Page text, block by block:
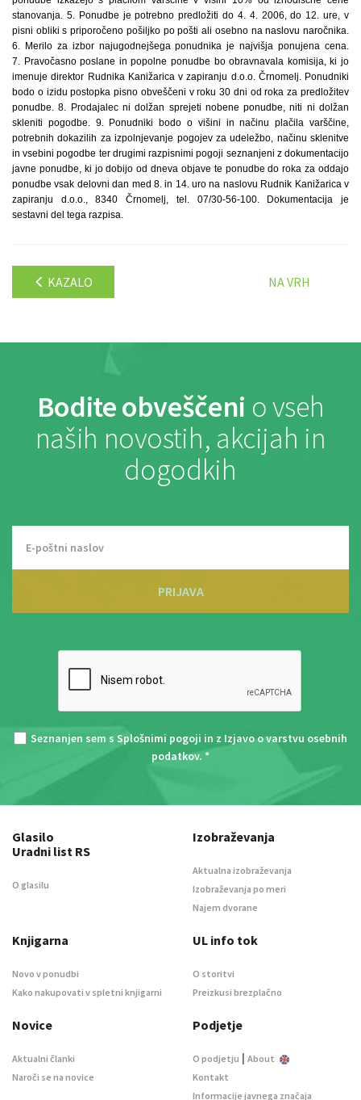
stanovanja. 5. Ponudbe je potrebno predložiti do 4. 4. 2006, do 12. ure, v
pisni obliki s priporočeno pošiljko po pošti ali osebno na naslovu naročnika.
6. Merilo za izbor najugodnejšega ponudnika je najvišja ponujena cena.
7. Pravočasno poslane in popolne ponudbe bo obravnavala komisija, ki jo
imenuje direktor Rudnika Kanižarica v zapiranju d.o.o. Črnomelj. Ponudniki
bodo o izidu postopka pisno obveščeni v roku 30 dni od roka za predložitev
ponudbe. 8. Prodajalec ni dolžan sprejeti nobene ponudbe, niti ni dolžan
skleniti pogodbe. 9. Ponudniki bodo o višini in načinu plačila varščine,
potrebnih dokazilih za izpolnjevanje pogojev za udeležbo, načinu sklenitve
in vsebini pogodbe ter drugimi razpisnimi pogoji seznanjeni z dokumentacijo
javne ponudbe, ki jo dobijo od dneva objave te ponudbe do roka za oddajo
ponudbe vsak delovni dan med 8. in 14. uro na naslovu Rudnik Kanižarica v
zapiranju d.o.o., 8340 Črnomelj, tel. 07/30-56-100. Dokumentacija je
sestavni del tega razpisa.
KAZALO NA VRH
Bodite obveščeni o vseh
naših novostih, akcijah in
dogodkih
PRIJAVA
Seznanjen sem s Splošnimi pogoji in z Izjavo o varstvu osebnih
podatkov. *
Glasilo
Uradni list RS
O glasilu
Izobraževanja
Aktualna izobraževanja
Izobraževanja po meri
Najem dvorane
Knjigarna
Novo v ponudbi
Kako nakupovati v spletni knjigarni
UL info tok
O storitvi
Preizkusi brezplačno
Novice
Aktualni članki
Naroči se na novice
Podjetje
O podjetju | About
Kontakt
Informacije javnega značaja